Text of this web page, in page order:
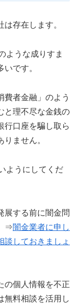
存在します。
ような成りすま
です。
費者金融」のよう
と理不尽な金銭の
行口座を騙し取ら
ません。
ようにしてくだ
展する前に闇金問
⇒闇金業者に申し
談しておきましょ
の個人情報を不正
無料相談を活用し